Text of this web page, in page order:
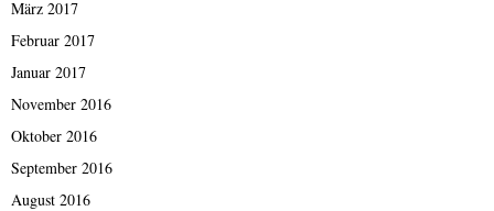
März 2017
Februar 2017
Januar 2017
November 2016
Oktober 2016
September 2016
August 2016